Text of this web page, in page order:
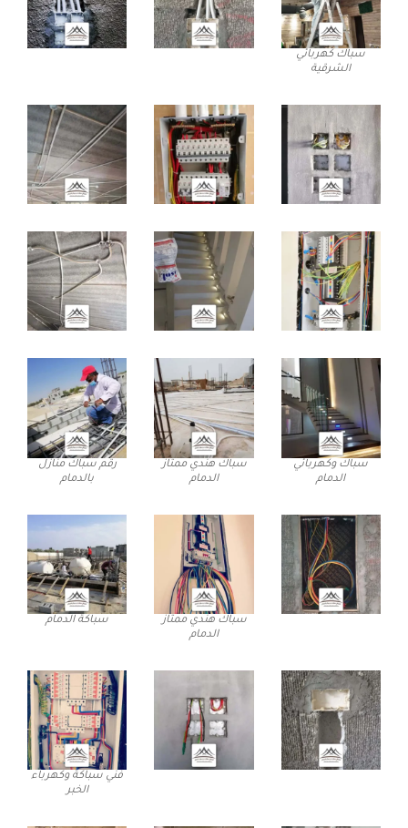
سباك كهربائي
الشرقية
سباك وكهربائي
الدمام
سباك هندي ممتاز
الدمام
رقم سباك منازل
بالدمام
سباك هندي ممتاز
الدمام
سباكة الدمام
فني سباكة وكهرباء
الخبر